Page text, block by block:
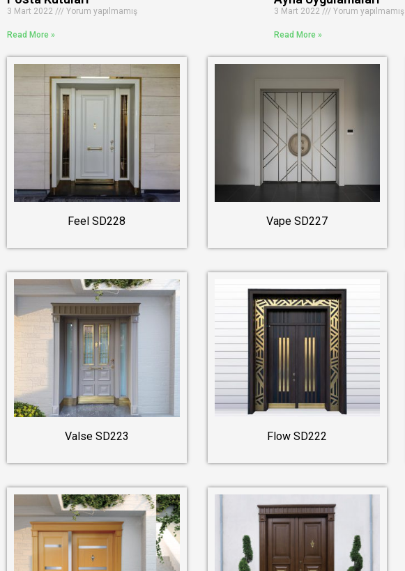
3 Mart 2022 Yorum yapılmamış
Read More »
3 Mart 2022 Yorum yapılmamış
Read More »
Feel SD228 Vape SD227
Valse SD223 Flow SD222